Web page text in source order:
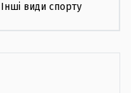
Інші види спорту